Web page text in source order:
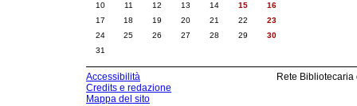
10
11 12 13 14 15
16
17
18 19 20 21 22
23
24
25 26 27 28 29
30
31
Accessibilità
Credits e redazione
Mappa del sito
Rete